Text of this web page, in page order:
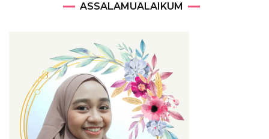
ASSALAMUALAIKUM